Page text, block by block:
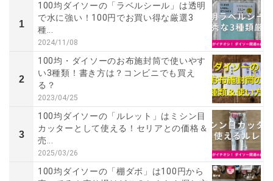
1
100均ダイソーの「ラベルシール」は透明
で水に強い！100円でお買い得な厳選3
種...
2024/11/08
2
100均・ダイソーのお布施封筒で使いやす
い3種類！書き方は？コンビニでも買え
る？
2023/04/25
3
100均ダイソーの「ルレット」はミシン目
カッターとして使える！セリアとの価格＆
売...
2025/03/26
100均ダイソーの「棚ダボ」は100円から